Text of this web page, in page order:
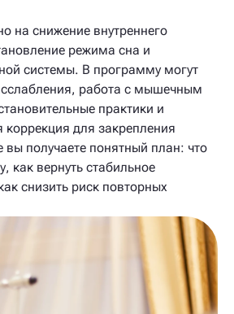
на снижение внутреннего
режима сна и
системы. В программу могут
работа с мышечным
практики и
коррекция для закрепления
вы получаете понятный план: что
как вернуть стабильное
снизить риск повторных